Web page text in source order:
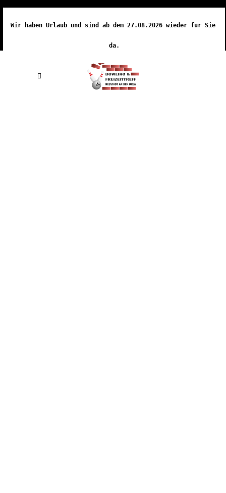
Wir haben Urlaub und sind ab dem 27.08.2026 wieder für Sie
da.